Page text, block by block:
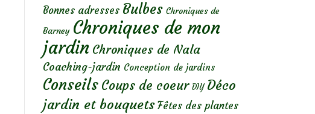
Bonnes adresses Bulbes Chroniques de
Barney Chroniques de mon
jardin Chroniques de Nala
Coaching-jardin Conception de jardins
Conseils Coups de coeur DIY Déco
jardin et bouquets Fêtes des plantes